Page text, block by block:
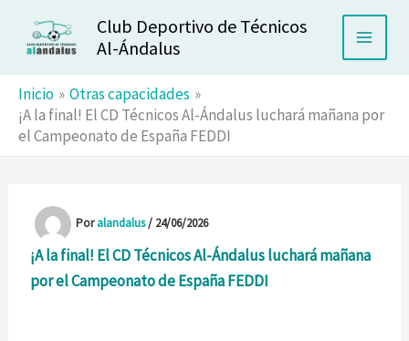
Club Deportivo de Técnicos
Al-Ándalus
Inicio
Otras capacidades
¡A la final! El CD Técnicos Al-Ándalus luchará mañana por
el Campeonato de España FEDDI
Poralandalus/ 24/06/2026
¡A la final! El CD Técnicos Al-Ándalus luchará mañana
por el Campeonato de España FEDDI